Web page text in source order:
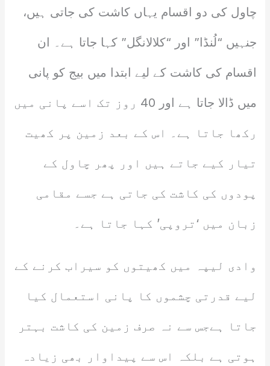
چاول کی دو اقسام یہاں کاشت کی جاتی ہیں،
جنہیں “لُنڈا” اور “کلالانگل” کہا جاتا ہے۔ ان
اقسام کی کاشت کے لیے ابتدا میں بیج کو پانی
میں ڈالا جاتا ہے اور 40 روز تک اسے پانی میں
رکھا جاتا ہے۔ اس کے بعد زمین پر کھیت
تیار کیے جاتے ہیں اور پھر چاول کے
پودوں کی کاشت کی جاتی ہے جسے مقامی
زبان میں ‘تروپی’ کہا جاتا ہے۔
وادی لیپہ میں کھیتوں کو سیراب کرنے کے
لیے قدرتی چشموں کا پانی استعمال کیا
جاتا ہےجس سے نہ صرف زمین کی کاشت بہتر
ہوتی ہے بلکہ اس سے پیداوار بھی زیادہ